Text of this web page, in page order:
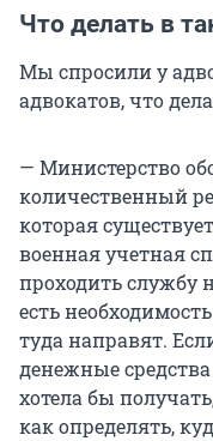
Что делать в
Мы спросили у
адвокатов, что
— Министерство
количественный
которая
военная учетная
проходить службу
есть
туда направят.
денежные
хотела бы
как определять,